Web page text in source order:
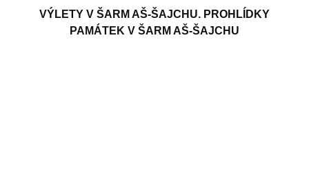
VÝLETY V ŠARM AŠ-ŠAJCHU. PROHLÍDKY
PAMÁTEK V ŠARM AŠ-ŠAJCHU